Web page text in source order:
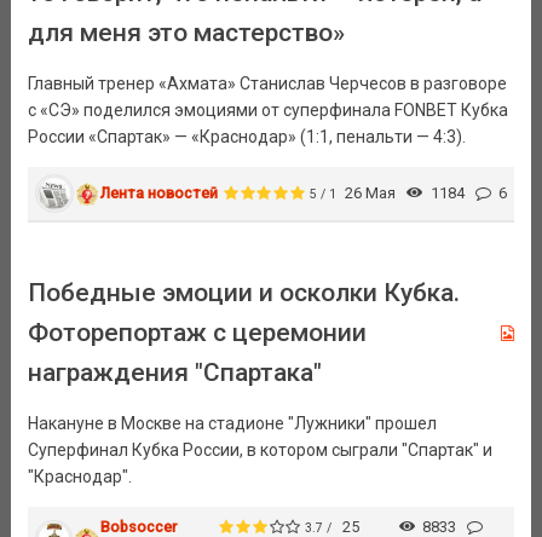
для меня это мастерство»
Главный тренер «Ахмата» Станислав Черчесов в разговоре
с «СЭ» поделился эмоциями от суперфинала FONBET Кубка
России «Спартак» — «Краснодар» (1:1, пенальти — 4:3).
Лента новостей 5 / 1 26 Мая 1184 6
Победные эмоции и осколки Кубка.
Фоторепортаж с церемонии
награждения "Спартака"
Накануне в Москве на стадионе "Лужники" прошел
Суперфинал Кубка России, в котором сыграли "Спартак" и
"Краснодар".
Bobsoccer
3.7 /
25
8833